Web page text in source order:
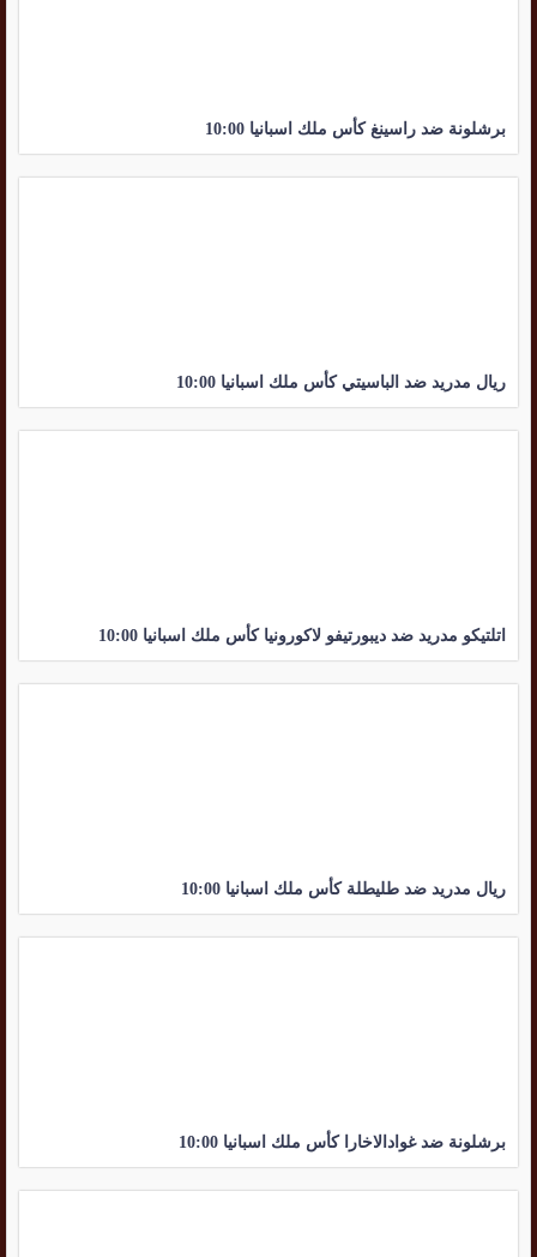
برشلونة ضد راسينغ كأس ملك اسبانيا 10:00
ريال مدريد ضد الباسيتي كأس ملك اسبانيا 10:00
اتلتيكو مدريد ضد ديبورتيفو لاكورونيا كأس ملك اسبانيا 10:00
ريال مدريد ضد طليطلة كأس ملك اسبانيا 10:00
برشلونة ضد غوادالاخارا كأس ملك اسبانيا 10:00